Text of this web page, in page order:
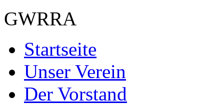
GWRRA
Startseite
Unser Verein
Der Vorstand